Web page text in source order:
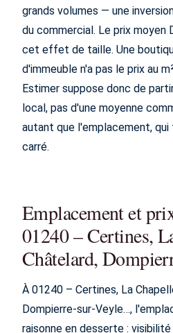
grands volumes — une
du commercial. Le prix moyen
cet effet de taille. Une
d'immeuble n'a pas le prix au
Estimer suppose donc de
local, pas d'une moyenne
autant que l'emplacement,
carré.
Emplacement et
01240 – Certines,
Châtelard,
À 01240 – Certines, La
Dompierre-sur-Veyle…,
raisonne en desserte :